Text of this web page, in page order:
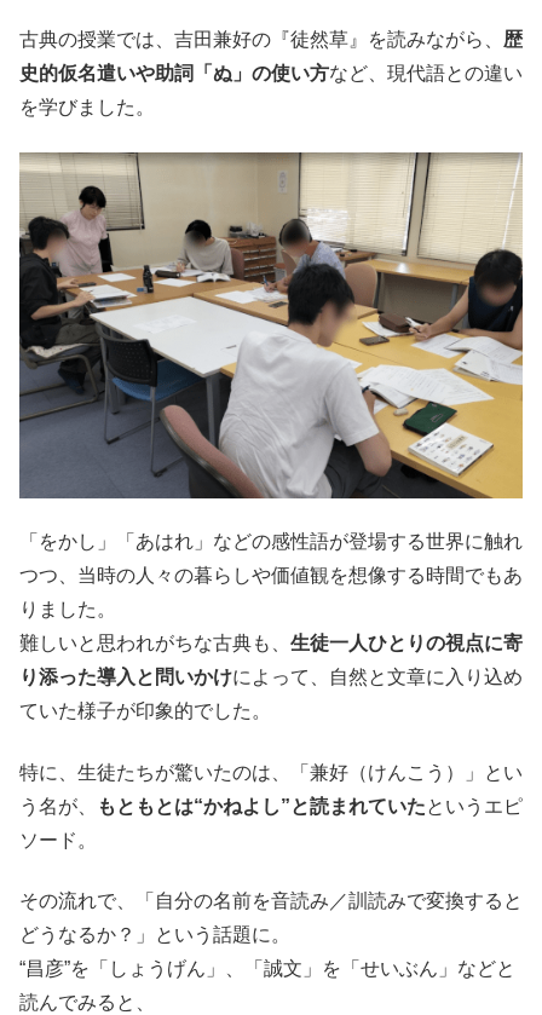
古典の授業では、吉田兼好の『徒然草』を読みながら、 歴
史的仮名遣いや助詞「ぬ」の使い方など、現代語との違い
を学びました。
「をかし」「あはれ」などの感性語が登場する世界に触れ
つつ、当時の人々の暮らしや価値観を想像する時間でもあ
りました。
難しいと思われがちな古典も、 生徒一人ひとりの視点に寄
り添った導入と問いかけによって、自然と文章に入り込め
ていた様子が印象的でした。
特に、生徒たちが驚いたのは、「兼好（けんこう）」とい
う名が、
もともとは“かねよし”と読まれていたというエピ
ソード。
その流れで、「自分の名前を音読み／訓読みで変換すると
どうなるか？」という話題に。
“昌彦”を「しょうげん」、「誠文」を「せいぶん」などと
読んでみると、